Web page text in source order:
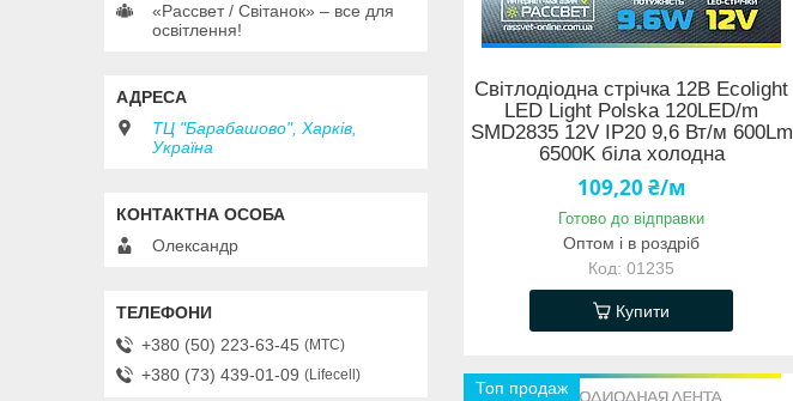
Світлодіодна стрічка 12В Ecolight
LED Light Polska 120LED/m
SMD2835 12V IP20 9,6 Вт/м 600Lm
6500K біла холодна
109,20 ₴/м
Готово до відправки
Оптом і в роздріб
01235
Купити
Топ продаж
«Рассвет / Світанок» – все для
освітлення!
ТЦ "Барабашово", Харків,
Україна
Олександр
+380 (50) 223-63-45 МТС
+380 (73) 439-01-09 Lifecell